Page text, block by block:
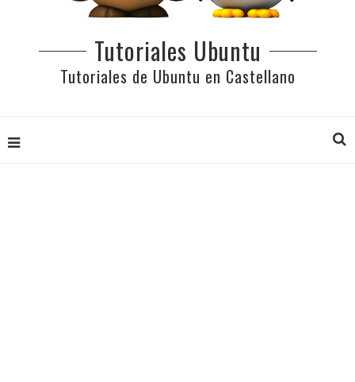
Tutoriales Ubuntu
Tutoriales de Ubuntu en Castellano